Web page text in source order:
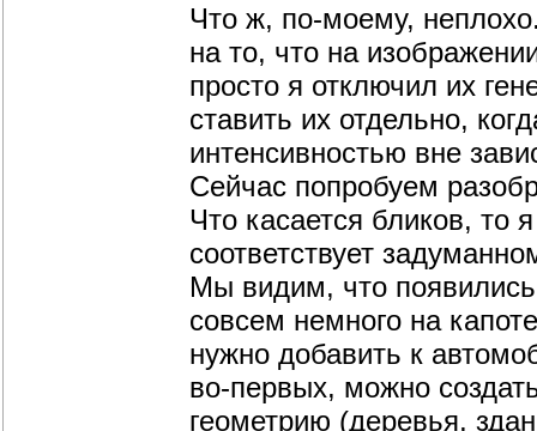
Что ж, по-моему,
на то, что на
просто я отключил их
ставить их отдельно,
интенсивностью вне
Сейчас попробуем
Что касается бликов, то
соответствует
Мы видим, что
совсем немного на
нужно добавить к
во-первых, можно
геометрию (деревья,